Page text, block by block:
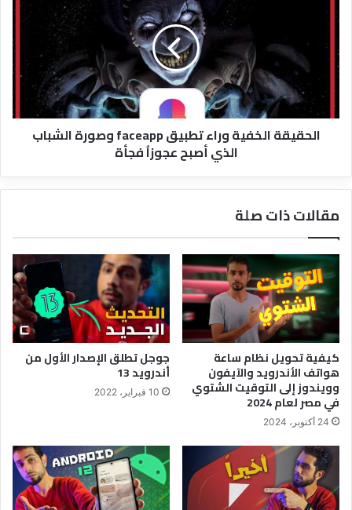
في
والنهاية
كانت
وراء
faceapp
وصورة
الذي
أصبح
عجوزاُ
الحقيقة الخفية وراء تطبيق faceapp وصورة الشباب
الذي أصبح عجوزاُ فجأة
مقالات ذات صلة
كيفية تحويل نظام ساعة
هواتف الأندرويد والآيفون
وويندوز إلى التوقيت الشتوي
في مصر لعام 2024
24 أكتوبر، 2024
جوجل تطلق الإصدار الأول من
أندرويد 13
10 فبراير، 2022